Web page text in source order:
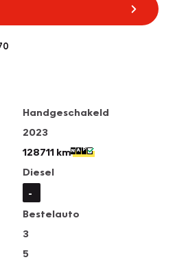
Handgeschakeld
2023
128711 km
Diesel
-
Bestelauto
3
5